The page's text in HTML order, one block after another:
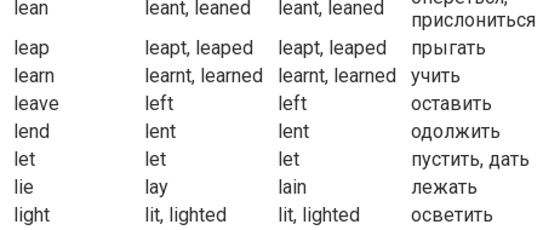
lean
leant, leaned leant, leaned
прислониться
leap
leapt, leaped leapt, leaped
прыгать
learn
learnt, learned learnt, learned
учить
leave
left left
оставить
lend
lent lent
одолжить
let
let let
пустить, дать
lie
lay lain
лежать
light
lit, lighted lit, lighted
осветить